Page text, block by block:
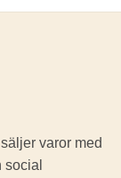
varor med